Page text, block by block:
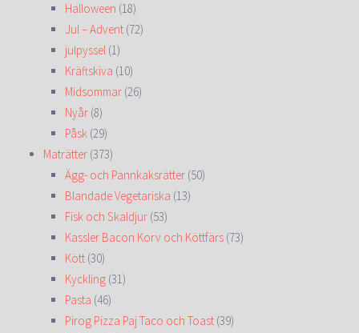
Halloween (18)
Jul – Advent (72)
julpyssel (1)
Kräftskiva (10)
Midsommar (26)
Nyår (8)
Påsk (29)
Maträtter (373)
Ägg- och Pannkaksrätter (50)
Blandade Vegetariska (13)
Fisk och Skaldjur (53)
Kassler Bacon Korv och Köttfärs (73)
Kött (30)
Kyckling (31)
Pasta (46)
Pirog Pizza Paj Taco och Toast (39)